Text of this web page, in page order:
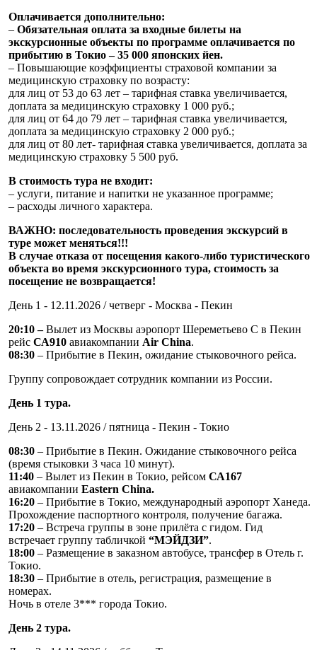
Оплачивается дополнительно:
– Обязательная оплата за входные билеты на
экскурсионные объекты по программе оплачивается по
прибытию в Токио – 35 000 японских йен.
– Повышающие коэффициенты страховой компании за
медицинскую страховку по возрасту:
для лиц от 53 до 63 лет – тарифная ставка увеличивается,
доплата за медицинскую страховку 1 000 руб.;
для лиц от 64 до 79 лет – тарифная ставка увеличивается,
доплата за медицинскую страховку 2 000 руб.;
для лиц от 80 лет- тарифная ставка увеличивается, доплата за
медицинскую страховку 5 500 руб.
В стоимость тура не входит:
– услуги, питание и напитки не указанное программе;
– расходы личного характера.
ВАЖНО: последовательность проведения экскурсий в
туре может меняться!!!
В случае отказа от посещения какого-либо туристического
объекта во время экскурсионного тура, стоимость за
посещение не возвращается!
День 1 - 12.11.2026 / четверг - Москва - Пекин
20:10 –Вылет из Москвы аэропорт Шереметьево С в Пекин
рейс СА910 авиакомпании Air China.
08:30 – Прибытие в Пекин, ожидание стыковочного рейса.
Группу сопровождает сотрудник компании из России.
День 1 тура.
День 2 - 13.11.2026 / пятница - Пекин - Токио
08:30 – Прибытие в Пекин. Ожидание стыковочного рейса
(время стыковки 3 часа 10 минут).
11:40 – Вылет из Пекин в Токио, рейсом СА167
авиакомпании Eastern China.
16:20 – Прибытие в Токио, международный аэропорт Ханеда.
Прохождение паспортного контроля, получение багажа.
17:20 – Встреча группы в зоне прилёта с гидом. Гид
встречает группу табличкой “МЭЙДЗИ”.
18:00 – Размещение в заказном автобусе, трансфер в Отель г.
Токио.
18:30 – Прибытие в отель, регистрация, размещение в
номерах.
Ночь в отеле 3*** города Токио.
День 2 тура.